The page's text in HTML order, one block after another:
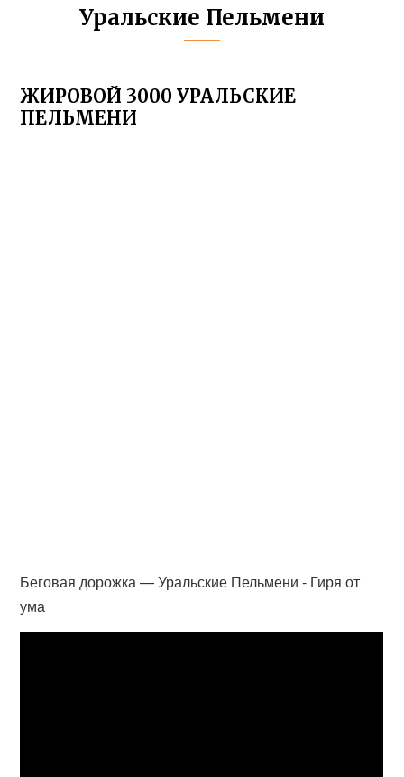
Уральские Пельмени
ЖИРОВОЙ 3000 УРАЛЬСКИЕ
ПЕЛЬМЕНИ
Беговая дорожка — Уральские Пельмени - Гиря от
ума